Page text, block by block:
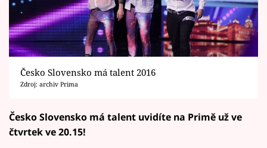
Česko Slovensko má talent 2016
Zdroj: archiv Prima
Česko Slovensko má talent uvidíte na Primě už ve
čtvrtek ve 20.15!